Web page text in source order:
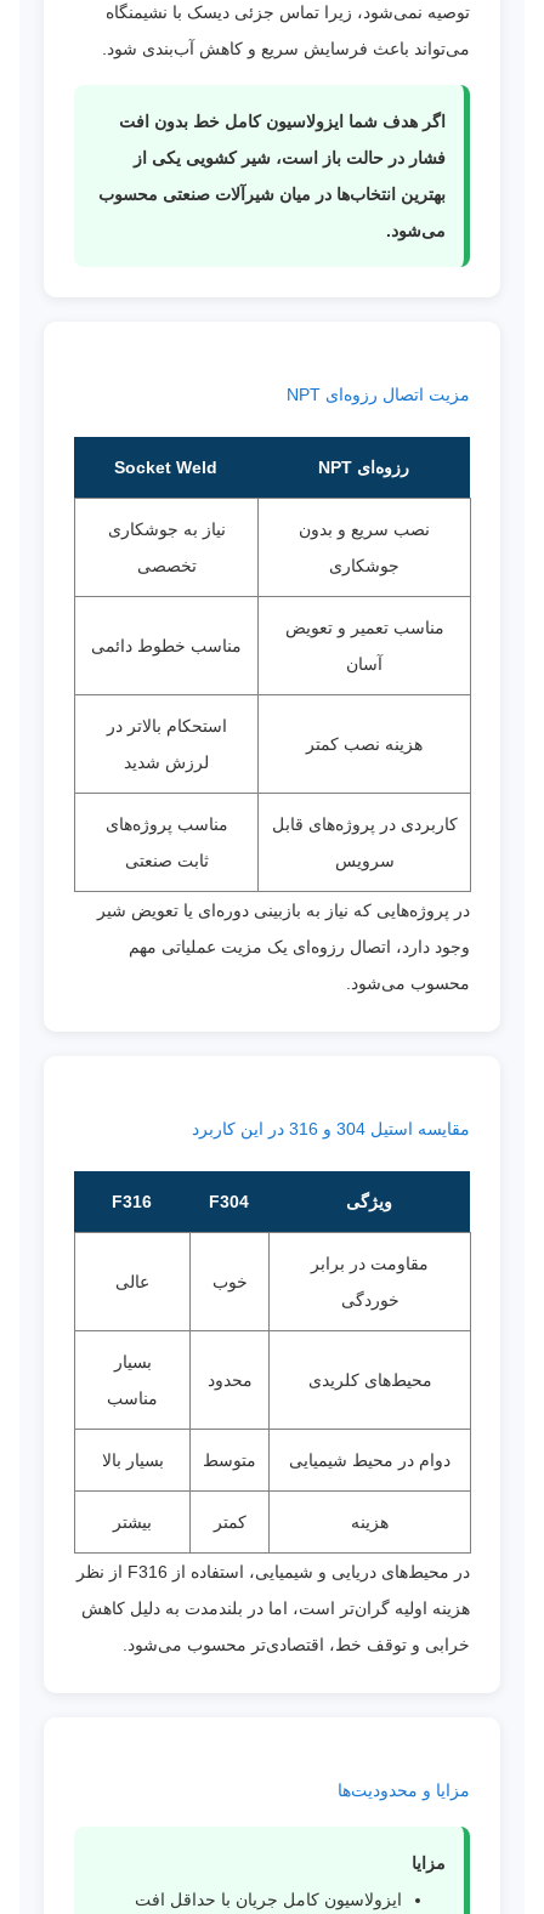
توصیه نمی‌شود، زیرا تماس جزئی دیسک با نشیمنگاه
می‌تواند باعث فرسایش سریع و کاهش آب‌بندی شود.
اگر هدف شما ایزولاسیون کامل خط بدون افت
فشار در حالت باز است، شیر کشویی یکی از
بهترین انتخاب‌ها در میان شیرآلات صنعتی محسوب
می‌شود.
مزیت اتصال رزوه‌ای NPT
رزوه‌ای NPT Socket Weld
نصب سریع و بدون
جوشکاری
نیاز به جوشکاری
تخصصی
مناسب تعمیر و تعویض
آسان
مناسب خطوط دائمی
هزینه نصب کمتر
استحکام بالاتر در
لرزش شدید
کاربردی در پروژه‌های قابل
سرویس
مناسب پروژه‌های
ثابت صنعتی
در پروژه‌هایی که نیاز به بازبینی دوره‌ای یا تعویض شیر
وجود دارد، اتصال رزوه‌ای یک مزیت عملیاتی مهم
محسوب می‌شود.
مقایسه استیل 304 و 316 در این کاربرد
ویژگی F304
F316
مقاومت در برابر
خوردگی
خوب عالی
محیط‌های کلریدی محدود
بسیار
مناسب
دوام در محیط شیمیایی متوسط بسیار بالا
هزینه کمتر بیشتر
در محیط‌های دریایی و شیمیایی، استفاده از F316 از نظر
هزینه اولیه گران‌تر است، اما در بلندمدت به دلیل کاهش
خرابی و توقف خط، اقتصادی‌تر محسوب می‌شود.
مزایا و محدودیت‌ها
مزایا
ایزولاسیون کامل جریان با حداقل افت